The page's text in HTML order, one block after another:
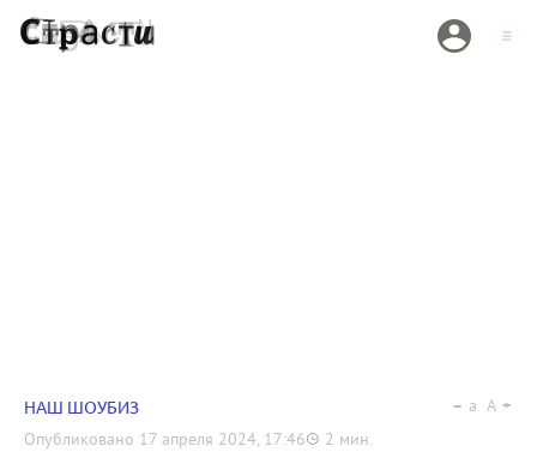
НАШ ШОУБИЗ
Опубликовано 17 апреля 2024, 17:46 2 мин.
a A